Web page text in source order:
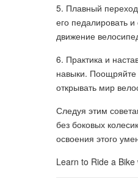
5. Плавный
его педалировать
движение
6. Практика и
навыки. Поощряйте
открывать мир
Следуя этим
без боковых
освоения этого
Learn to Ride a